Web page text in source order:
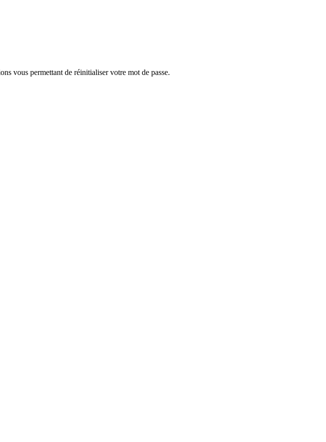
vous permettant de réinitialiser votre mot de passe.